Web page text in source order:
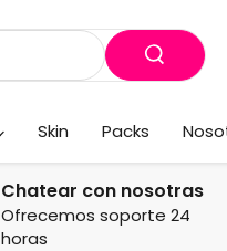
Skin Packs
Chatear con nosotras
Ofrecemos soporte 24
horas